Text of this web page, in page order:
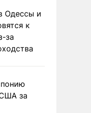
Одессы и
к
за
за